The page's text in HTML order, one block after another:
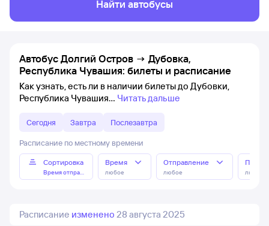
Найти автобусы
Автобус Долгий Остров → Дубовка,
Республика Чувашия: билеты и расписание
Как узнать, есть ли в наличии билеты до Дубовки,
Республика Чувашия
Читать дальше
Сегодня Завтра Послезавтра
Расписание по местному времени
Сортировка
Время отправления
Время
любое
Отправление
любое любое
Расписание изменено 28 августа 2025